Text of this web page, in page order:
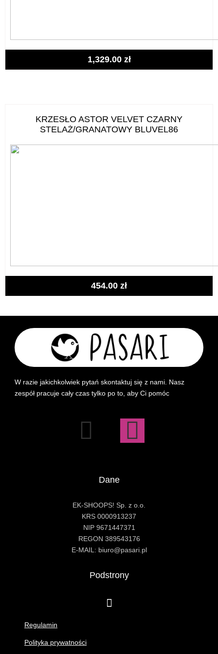
1,329.00 zł
KRZESŁO ASTOR VELVET CZARNY
STELAŻ/GRANATOWY BLUVEL86
454.00 zł
W razie jakichkolwiek pytań skontaktuj się z nami. Nasz
zespół pracuje cały czas tylko po to, aby Ci pomóc
Dane
EK-SHOOPS! Sp. z o.o.
KRS 0000913237
NIP 9671447371
REGON 389543176
E-MAIL: biuro@pasari.pl
Podstrony
Regulamin
Polityka prywatności